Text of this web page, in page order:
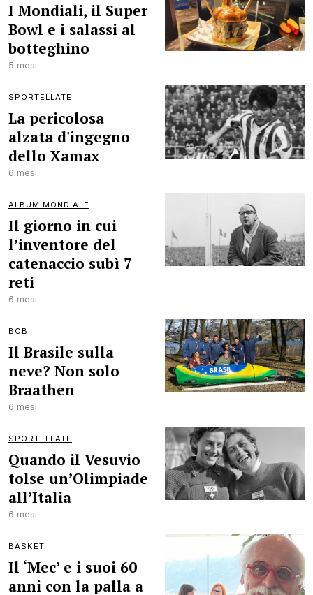
I Mondiali, il Super
Bowl e i salassi al
botteghino
5 mesi
SPORTELLATE
La pericolosa
alzata d'ingegno
dello Xamax
6 mesi
ALBUM MONDIALE
Il giorno in cui
l’inventore del
catenaccio subì 7
reti
6 mesi
BOB
Il Brasile sulla
neve? Non solo
Braathen
6 mesi
SPORTELLATE
Quando il Vesuvio
tolse un’Olimpiade
all’Italia
6 mesi
BASKET
Il ‘Mec’ e i suoi 60
anni con la palla a